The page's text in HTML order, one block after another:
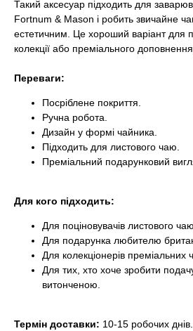
Такий аксесуар підходить для
Fortnum & Mason і робить звичайне
естетичним. Це хороший варіант для
колекції або преміального
Переваги:
Посріблене покриття.
Ручна робота.
Дизайн у формі чайника.
Підходить для листового чаю.
Преміальний подарунковий
Для кого підходить:
Для поціновувачів листового
Для подарунка любителю
Для колекціонерів преміальних
Для тих, хто хоче зробити
витонченою.
Термін доставки: 10-15 робочих днів.